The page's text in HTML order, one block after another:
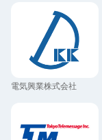
電気興業株式会社